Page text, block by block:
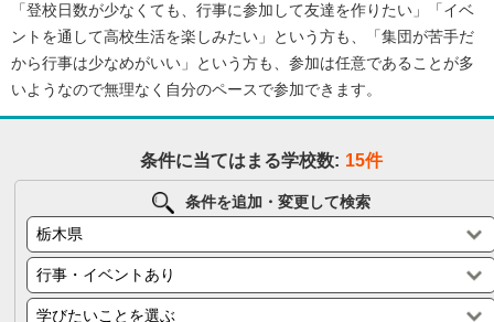
エリアを選択して探す
関東 北海道・東北
東海 北陸・甲信越
中国
四国
閉じる
「登校日数が少なくても、行事に参加して友達を作りたい」「イベ
ントを通して高校生活を楽しみたい」という方も、「集団が苦手だ
から行事は少なめがいい」という方も、参加は任意であることが多
いようなので無理なく自分のペースで参加できます。
条件に当てはまる学校数: 15件
条件を追加・変更して検索